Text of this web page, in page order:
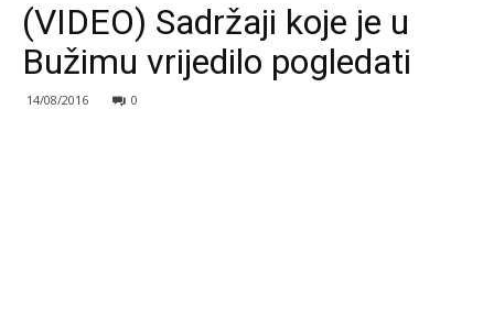
(VIDEO) Sadržaji koje je u
Bužimu vrijedilo pogledati
14/08/2016 0